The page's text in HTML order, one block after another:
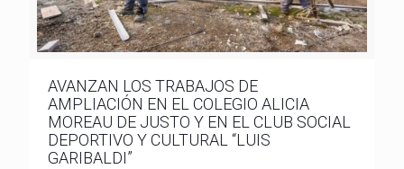
AVANZAN LOS TRABAJOS DE
AMPLIACIÓN EN EL COLEGIO ALICIA
MOREAU DE JUSTO Y EN EL CLUB SOCIAL
DEPORTIVO Y CULTURAL “LUIS
GARIBALDI”